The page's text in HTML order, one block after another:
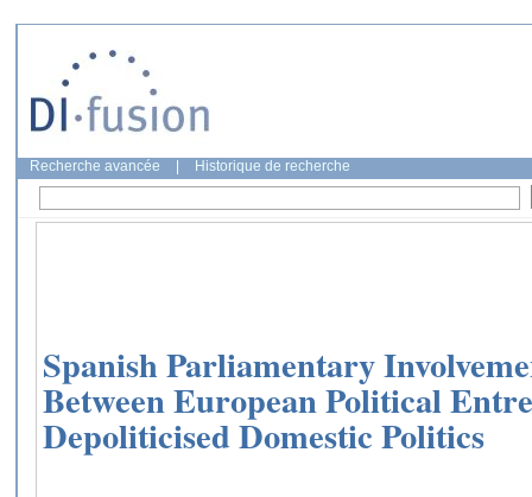
Recherche avancée Historique de recherche
Spanish Parliamentary
Between European Political
Depoliticised Domestic Politics